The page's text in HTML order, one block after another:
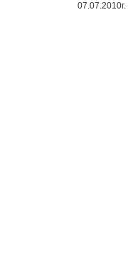
07.07.2010г.